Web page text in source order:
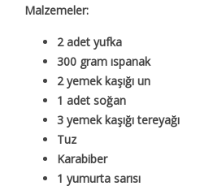
Malzemeler:
2 adet yufka
300 gram ıspanak
2 yemek kaşığı un
1 adet soğan
3 yemek kaşığı tereyağı
Tuz
Karabiber
1 yumurta sarısı